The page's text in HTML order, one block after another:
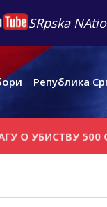
SRpska
Република
500